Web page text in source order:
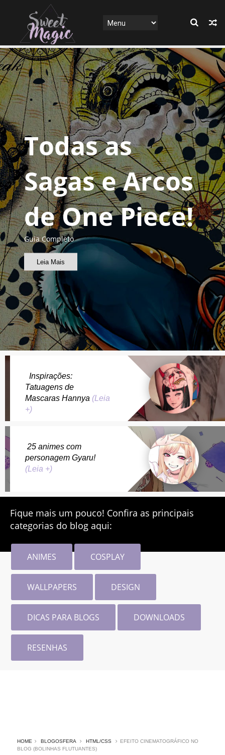
Todas as
Sagas e Arcos
de One Piece!
Guia Completo
Leia Mais
Inspirações:
Tatuagens de
Mascaras Hannya (Leia
+)
25 animes com
personagem Gyaru!
(Leia +)
Fique mais um pouco! Confira as principais
categorias do blog aqui:
ANIMES COSPLAY
WALLPAPERS DESIGN
DICAS PARA BLOGS DOWNLOADS
RESENHAS
HOME BLOGOSFERA HTML/CSS
EFEITO CINEMATOGRÁFICO NO
BLOG (BOLINHAS FLUTUANTES)